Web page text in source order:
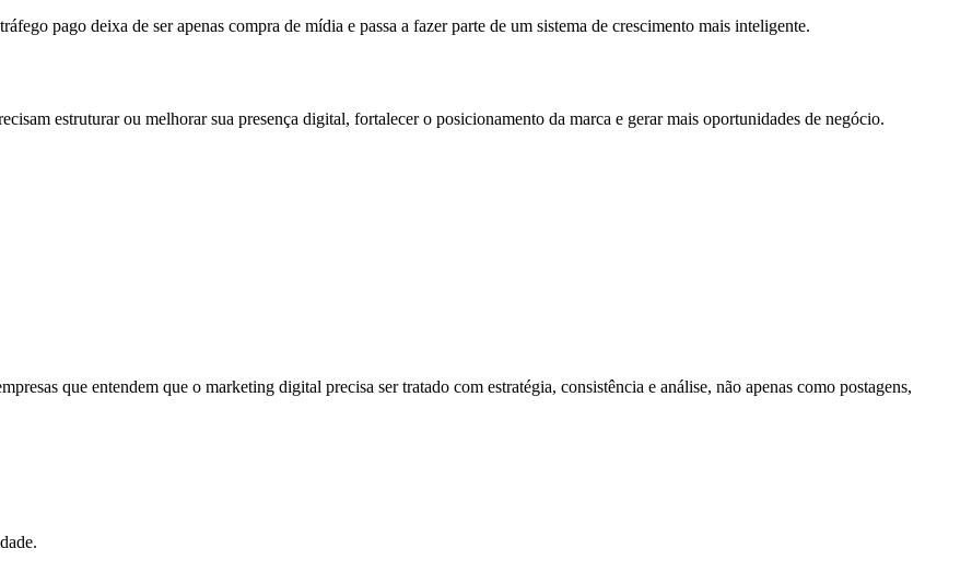
pago deixa de ser apenas compra de mídia e passa a fazer parte de um sistema de crescimento mais inteligente.
estruturar ou melhorar sua presença digital, fortalecer o posicionamento da marca e gerar mais oportunidades de negócio.
que entendem que o marketing digital precisa ser tratado com estratégia, consistência e análise, não apenas como postagens,